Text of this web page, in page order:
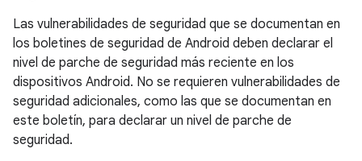
Las vulnerabilidades de seguridad que se documentan en
los boletines de seguridad de Android deben declarar el
nivel de parche de seguridad más reciente en los
dispositivos Android. No se requieren vulnerabilidades de
seguridad adicionales, como las que se documentan en
este boletín, para declarar un nivel de parche de
seguridad.